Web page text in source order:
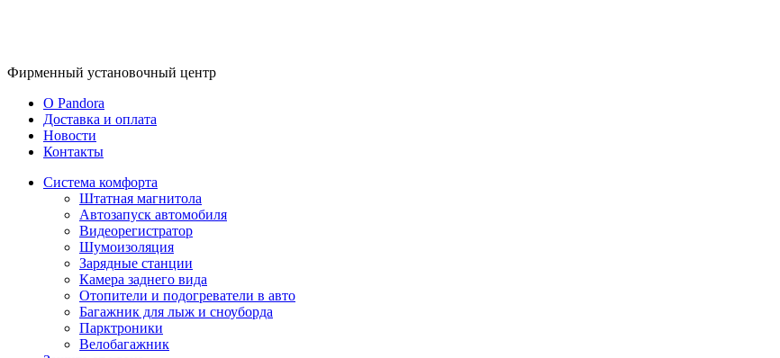
Фирменный установочный центр
O Pandora
Доставка и оплата
Новости
Контакты
Система комфорта
Штатная магнитола
Автозапуск автомобиля
Видеорегистратор
Шумоизоляция
Зарядные станции
Камера заднего вида
Отопители и подогреватели в авто
Багажник для лыж и сноуборда
Парктроники
Велобагажник